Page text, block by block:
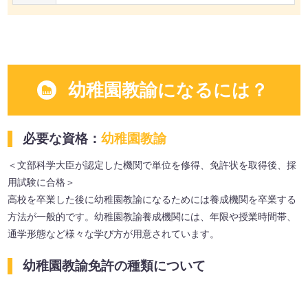
幼稚園教諭になるには？
必要な資格：幼稚園教諭
＜文部科学大臣が認定した機関で単位を修得、免許状を取得後、採
用試験に合格＞
高校を卒業した後に幼稚園教諭になるためには養成機関を卒業する
方法が一般的です。幼稚園教諭養成機関には、年限や授業時間帯、
通学形態など様々な学び方が用意されています。
幼稚園教諭免許の種類について